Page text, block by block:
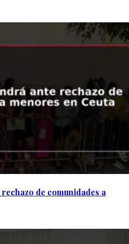
de comunidades a